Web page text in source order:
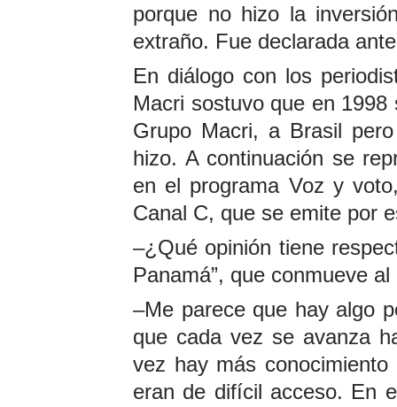
porque no hizo la
extraño. Fue declarada
En diálogo con los
Macri sostuvo que en
Grupo Macri, a Brasil
hizo. A continuación se
en el programa Voz y
Canal C, que se emite por
–¿Qué opinión tiene
Panamá”, que conmueve
–Me parece que hay algo
que cada vez se avanza
vez hay más
eran de difícil acceso. En